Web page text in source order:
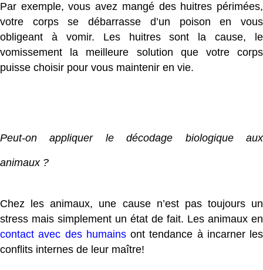
Par exemple, vous avez mangé des huitres périmées,
votre corps se débarrasse d’un poison en vous
obligeant à vomir. Les huitres sont la cause, le
vomissement la meilleure solution que votre corps
puisse choisir pour vous maintenir en vie.
Peut-on appliquer le décodage biologique aux
animaux ?
Chez les animaux, une cause n’est pas toujours un
stress mais simplement un état de fait. Les animaux en
contact avec des humainsont tendance à incarner les
conflits internes de leur maître!